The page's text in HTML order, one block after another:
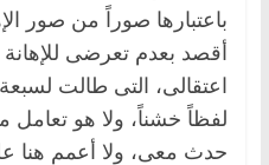
باعتبارها صوراً من صور
أقصد بعدم تعرضى
اعتقالى، التى طالت
لفظاً خشناً، ولا هو
حدث معى، ولا أعمم هنا